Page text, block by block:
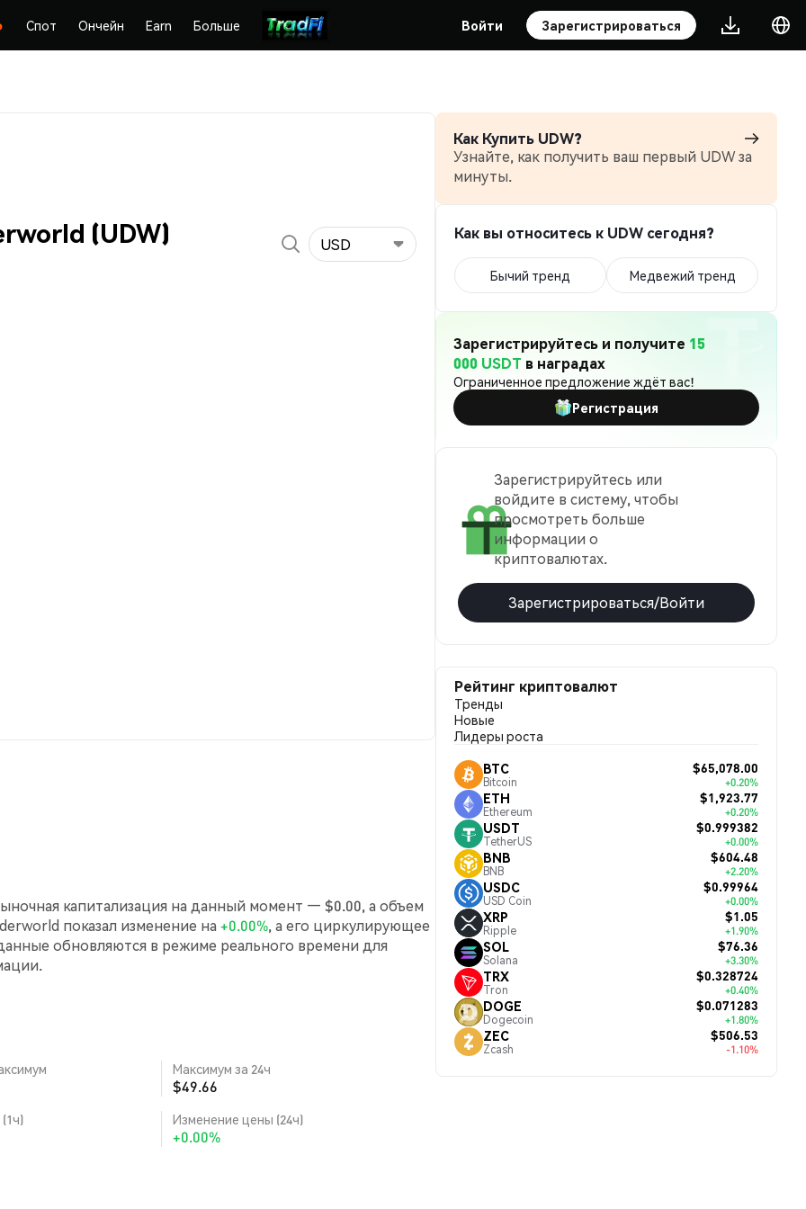
Спот Ончейн Earn Больше Войти Зарегистрироваться
(UDW) USD
капитализация на данный момент — $0.00, а объем
показал изменение на +0.00%, а его циркулирующее
обновляются в режиме реального времени для
Максимум за 24ч
$49.66
Изменение цены (24ч)
+0.00%
Как Купить UDW?
Узнайте, как получить ваш первый UDW за
минуты.
Как вы относитесь к UDW сегодня?
Бычий тренд Медвежий тренд
Зарегистрируйтесь и получите 15
000 USDT в наградах
Ограниченное предложение ждёт вас!
Регистрация
Зарегистрируйтесь или
войдите в систему, чтобы
просмотреть больше
информации о
криптовалютах.
Зарегистрироваться/Войти
Рейтинг криптовалют
Тренды
Новые
Лидеры роста
BTC
Bitcoin
$65,078.00
+0.20%
ETH
Ethereum
$1,923.77
+0.20%
USDT
TetherUS
$0.999382
+0.00%
BNB
BNB
$604.48
+2.20%
USDC
USD Coin
$0.99964
+0.00%
XRP
Ripple
$1.05
+1.90%
SOL
Solana
$76.36
+3.30%
TRX
Tron
$0.328724
+0.40%
DOGE
Dogecoin
$0.071283
+1.80%
ZEC
Zcash
$506.53
-1.10%